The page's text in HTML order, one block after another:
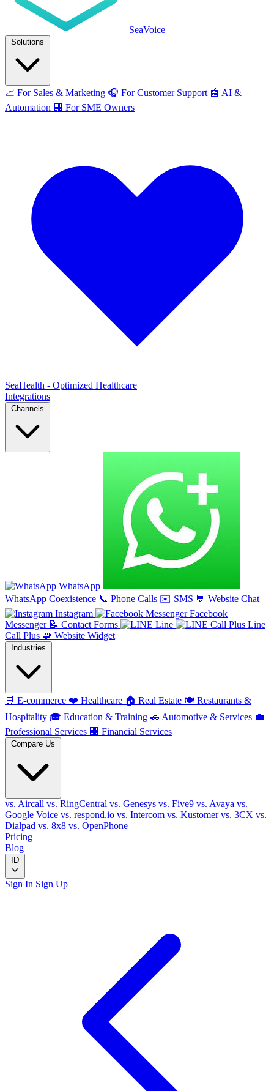
SeaVoice
Solutions
📈 For Sales & Marketing 🎧 For Customer Support 🤖 AI &
Automation 🏢 For SME Owners
SeaHealth - Optimized Healthcare
Integrations
Channels
WhatsApp
WhatsApp Coexistence 📞 Phone Calls ✉️ SMS 💬 Website Chat
Instagram
Facebook
Messenger 📝 Contact Forms Line
Line
Call Plus 🧩 Website Widget
Industries
🛒 E-commerce ❤️ Healthcare 🏠 Real Estate 🍽️ Restaurants &
Hospitality 🎓 Education & Training 🚗 Automotive & Services 💼
Professional Services 🏢 Financial Services
Compare Us
vs. Aircall vs. RingCentral vs. Genesys vs. Five9 vs. Avaya vs.
Google Voice vs. respond.io vs. Intercom vs. Kustomervs. 3CX vs.
Dialpad vs. 8x8 vs. OpenPhone
Pricing
Blog
ID
Sign In Sign Up